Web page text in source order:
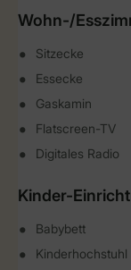
Wohn-/
Sitzecke
Essecke
Gaskamin
Flatscreen-TV
Digitales Radio
Kinder-
Babybett
Kinderhochstuhl